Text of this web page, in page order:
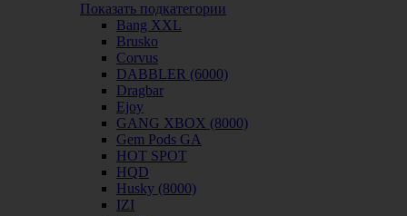
Показать подкатегории
Bang XXL
Brusko
Corvus
DABBLER (6000)
Dragbar
Ejoy
GANG XBOX (8000)
Gem Pods GA
HOT SPOT
HQD
Husky (8000)
IZI